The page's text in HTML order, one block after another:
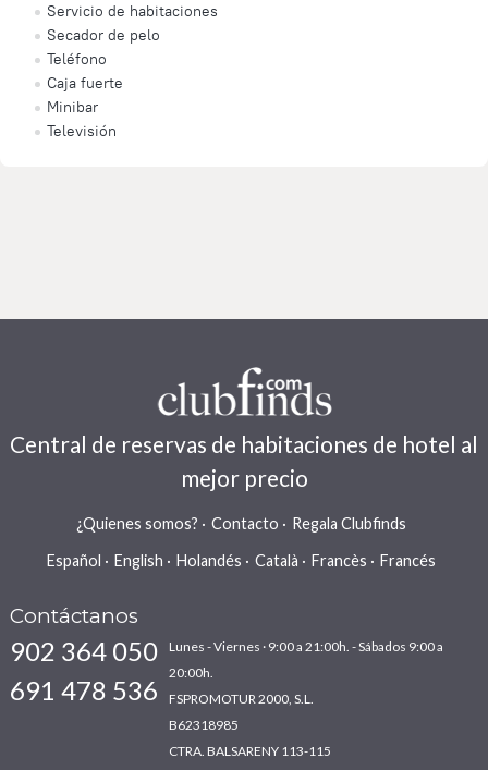
Servicio de habitaciones
Secador de pelo
Teléfono
Caja fuerte
Minibar
Televisión
Central de reservas de habitaciones de hotel al
mejor precio
¿Quienes somos? Contacto
Regala Clubfinds
Español
English Holandés Català Francès Francés
Contáctanos
902 364 050
691 478 536
Lunes - Viernes · 9:00 a 21:00h. - Sábados 9:00 a
20:00h.
FSPROMOTUR 2000, S.L.
B62318985
CTRA. BALSARENY 113-115